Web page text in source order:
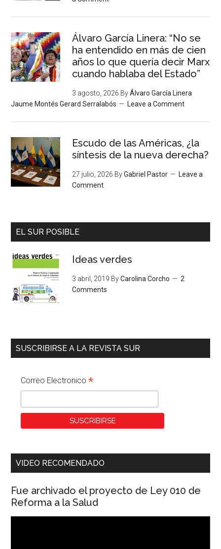
Álvaro García Linera: “No se
ha entendido en más de cien
años lo que quería decir Marx
cuando hablaba del Estado”
3 agosto, 2026 ByÁlvaro García Linera
Jaume Montés Gerard Serralabós
Leave a Comment
Escudo de las Américas, ¿la
síntesis de la nueva derecha?
27 julio, 2026 ByGabriel Pastor
Leave a
Comment
EL SUR POSIBLE
Ideas verdes
3 abril, 2019 ByCarolina Corcho
2
Comments
SUSCRIBIRSE A LA REVISTA SUR
Correo Electronico*
VIDEO RECOMENDADO
Fue archivado el proyecto de Ley 010 de
Reforma a la Salud